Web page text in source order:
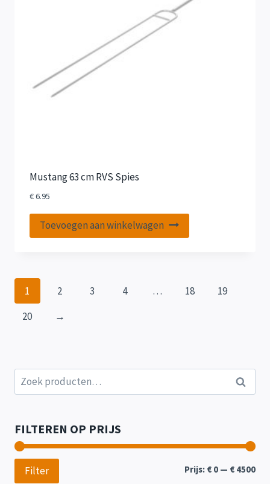
Mustang 63 cm RVS Spies
€6.95
Toevoegen aan winkelwagen
1 2 3 4 … 18
19
20
→
Zoeken
naar:
Zoeken
FILTEREN OP PRIJS
Filter Prijs: € 0 — € 4500